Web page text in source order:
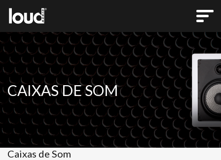
CAIXAS DE SOM
Caixas de Som